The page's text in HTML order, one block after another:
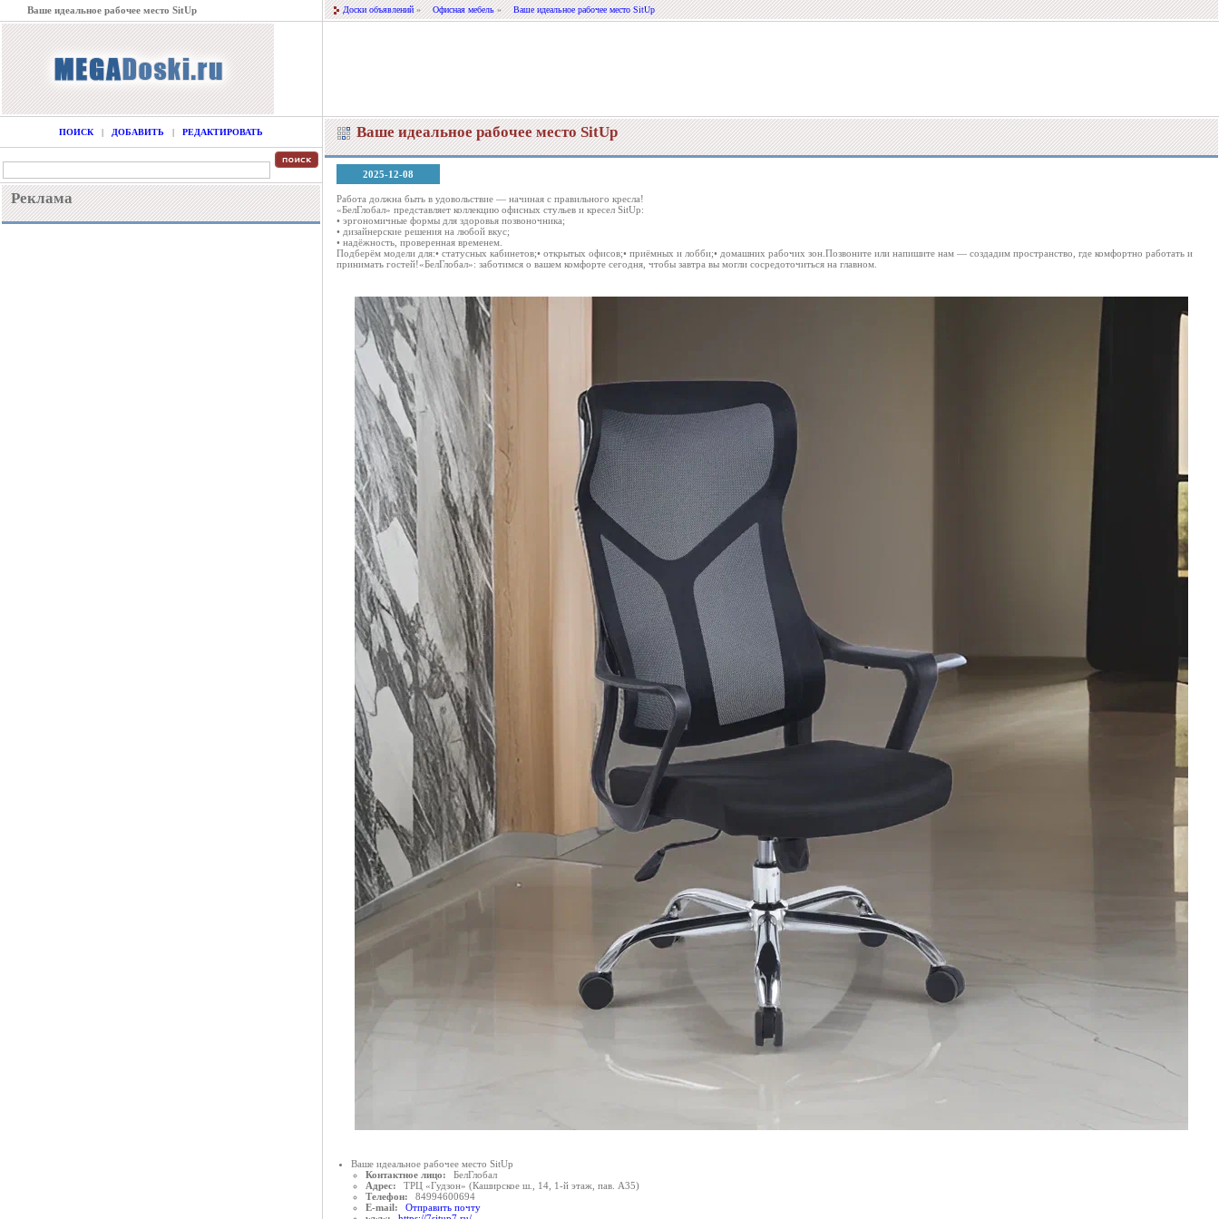
Ваше идеальное рабочее место SitUp Доски объявлений» Офисная мебель» Ваше идеальное рабочее место SitUp
ПОИСК | ДОБАВИТЬ | РЕДАКТИРОВАТЬ
Реклама
Ваше идеальное рабочее место SitUp
2025-12-08
Работа должна быть в удовольствие — начиная с правильного кресла!
«БелГлобал» представляет коллекцию офисных стульев и кресел SitUp:
• эргономичные формы для здоровья позвоночника;
• дизайнерские решения на любой вкус;
• надёжность, проверенная временем.
Подберём модели для:• статусных кабинетов;• открытых офисов;• приёмных и лобби;• домашних рабочих зон.Позвоните или напишите нам — создадим пространство, где комфортно работать и
принимать гостей!«БелГлобал»: заботимся о вашем комфорте сегодня, чтобы завтра вы могли сосредоточиться на главном.
Ваше идеальное рабочее место SitUp
Контактное лицо:
БелГлобал
Адрес:
ТРЦ «Гудзон» (Каширское ш., 14, 1-й этаж, пав. А35)
Телефон:
84994600694
E-mail:
Отправить почту